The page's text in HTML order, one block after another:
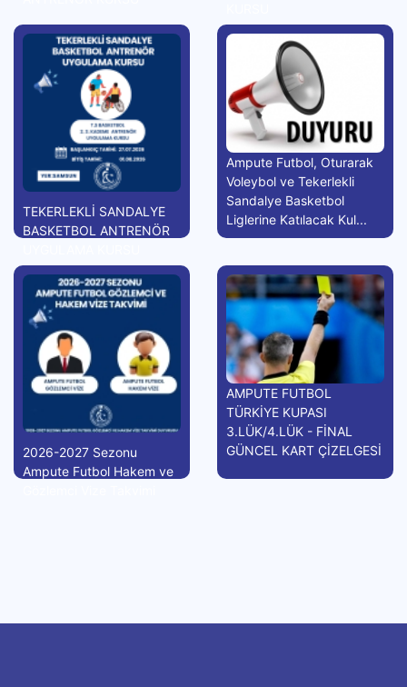
TEKERLEKLİ SANDALYE
BASKETBOL ANTRENÖR
Ampute Futbol, Oturarak
Voleybol ve Tekerlekli
Sandalye Basketbol
Liglerine Katılacak Kul...
2026-2027 Sezonu
Ampute Futbol Hakem ve
AMPUTE FUTBOL
TÜRKİYE KUPASI
3.LÜK/4.LÜK - FİNAL
GÜNCEL KART ÇİZELGESİ